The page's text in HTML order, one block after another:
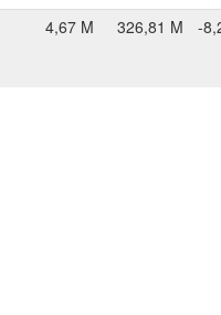
4,67 M 326,81 M -